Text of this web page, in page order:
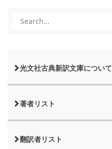
光文社古典新訳文庫について
著者リスト
翻訳者リスト